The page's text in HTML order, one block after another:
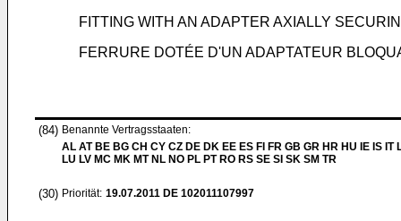
FITTING WITH AN ADAPTER AXIALLY
FERRURE DOTÉE D'UN ADAPTATEUR
(84) Benannte Vertragsstaaten:
AL AT BE BG CH CY CZ DE DK EE ES FI FR GB GR HR HU IE IS IT
LU LV MC MK MT NL NO PL PT RO RS SE SI SK SM TR
(30) Priorität: 19.07.2011 DE 102011107997